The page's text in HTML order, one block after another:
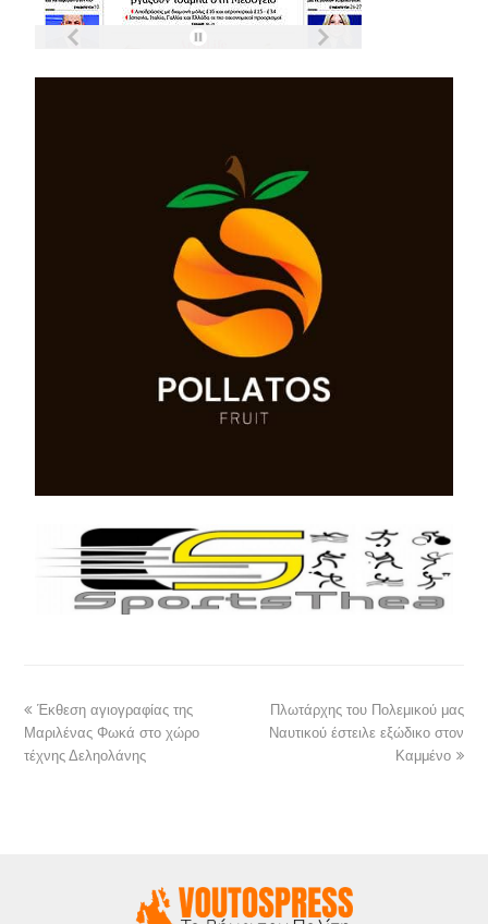
Έκθεση αγιογραφίας της
Μαριλένας Φωκά στο χώρο
τέχνης Δεληολάνης
Πλωτάρχης του Πολεμικού μας
Ναυτικού έστειλε εξώδικο στον
Καμμένο